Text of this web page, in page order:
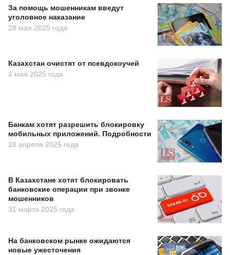
За помощь мошенникам введут
уголовное наказание
28 мая 2025 года
Казахстан очистят от псевдокоучей
2 мая 2025 года
Банкам хотят разрешить блокировку
мобильных приложений. Подробности
28 апреля 2025 года
В Казахстане хотят блокировать
банковские операции при звонке
мошенников
31 марта 2025 года
На банковском рынке ожидаются
новые ужесточения